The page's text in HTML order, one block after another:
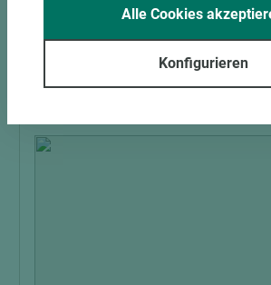
1.000
180
Konfigurieren
Alle Cookies